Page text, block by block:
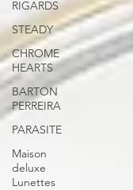
RIGARDS
STEADY
CHROME
HEARTS
BARTON
PERREIRA
PARASITE
Maison
deluxe
Lunettes